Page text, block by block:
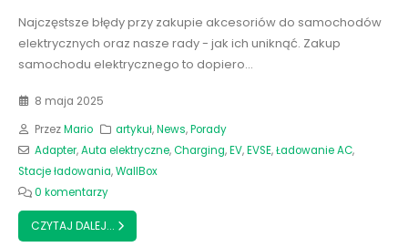
Najczęstsze błędy przy zakupie akcesoriów do samochodów
elektrycznych oraz nasze rady - jak ich uniknąć. Zakup
samochodu elektrycznego to dopiero...
8 maja 2025
PrzezMario artykuł,News,Porady
Adapter,Auta elektryczne,Charging,EV,EVSE,Ładowanie AC,
Stacje ładowania,WallBox
0 komentarzy
CZYTAJ DALEJ...